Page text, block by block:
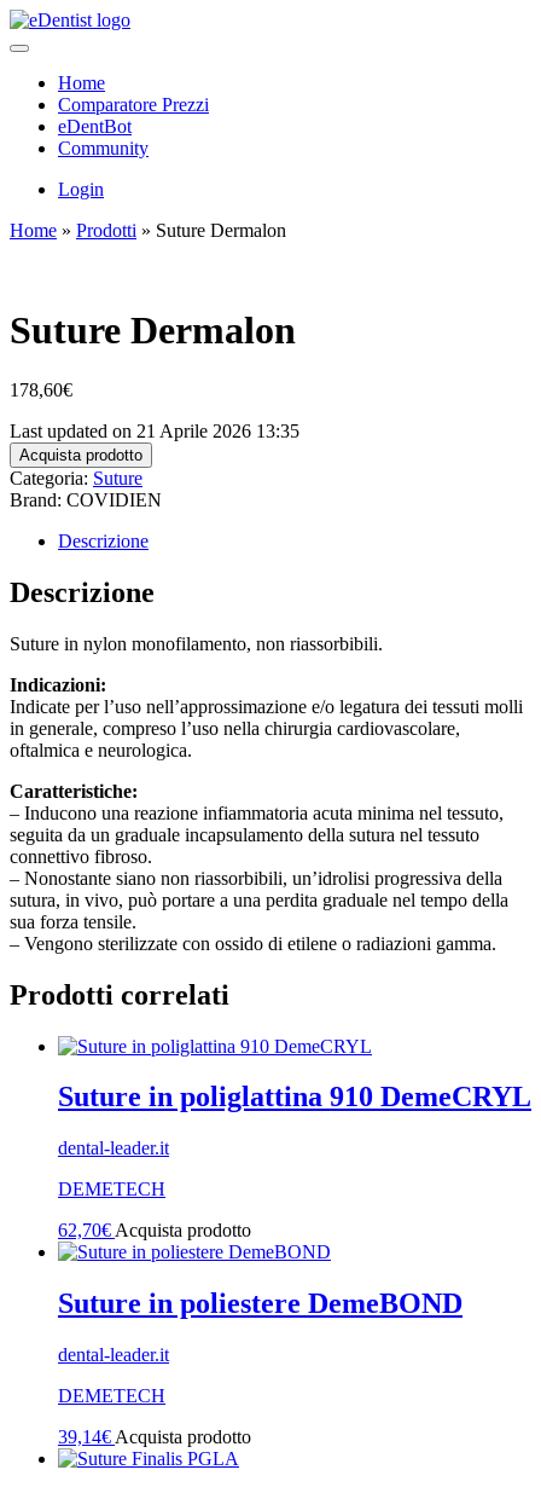
Home
Comparatore Prezzi
eDentBot
Community
Login
Home » Prodotti » Suture Dermalon
Suture Dermalon
178,60€
Last updated on 21 Aprile 2026 13:35
Acquista prodotto
Categoria: Suture
Brand: COVIDIEN
Descrizione
Descrizione
Suture in nylon monofilamento, non riassorbibili.
Indicazioni:
Indicate per l’uso nell’approssimazione e/o legatura dei tessuti molli
in generale, compreso l’uso nella chirurgia cardiovascolare,
oftalmica e neurologica.
Caratteristiche:
– Inducono una reazione infiammatoria acuta minima nel tessuto,
seguita da un graduale incapsulamento della sutura nel tessuto
connettivo fibroso.
– Nonostante siano non riassorbibili, un’idrolisi progressiva della
sutura, in vivo, può portare a una perdita graduale nel tempo della
sua forza tensile.
– Vengono sterilizzate con ossido di etilene o radiazioni gamma.
Prodotti correlati
Suture in poliglattina 910 DemeCRYL
dental-leader.it
DEMETECH
62,70€ Acquista prodotto
Suture in poliestere DemeBOND
dental-leader.it
DEMETECH
39,14€ Acquista prodotto